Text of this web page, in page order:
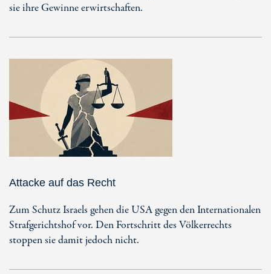
sie ihre Gewinne erwirtschaften.
Attacke auf das Recht
Zum Schutz Israels gehen die USA gegen den Internationalen
Strafgerichtshof vor. Den Fortschritt des Völkerrechts
stoppen sie damit jedoch nicht.